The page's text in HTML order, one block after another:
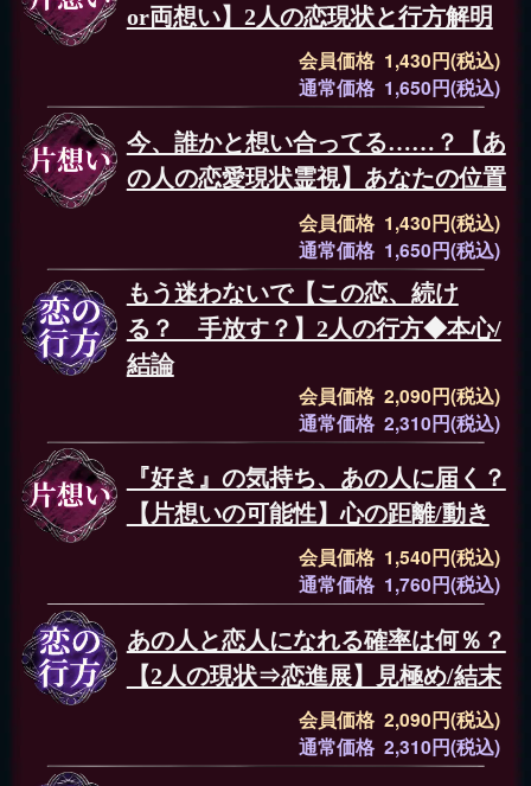
or両想い】2人の恋現状と行方解明
会員価格 1,430円(税込)
通常価格 1,650円(税込)
今、誰かと想い合ってる……？【あ
の人の恋愛現状霊視】あなたの位置
会員価格 1,430円(税込)
通常価格 1,650円(税込)
もう迷わないで【この恋、続け
る？ 手放す？】2人の行方◆本心/
結論
会員価格 2,090円(税込)
通常価格 2,310円(税込)
『好き』の気持ち、あの人に届く？
【片想いの可能性】心の距離/動き
会員価格 1,540円(税込)
通常価格 1,760円(税込)
あの人と恋人になれる確率は何％？
【2人の現状⇒恋進展】見極め/結末
会員価格 2,090円(税込)
通常価格 2,310円(税込)